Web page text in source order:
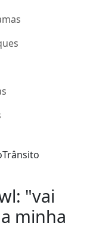
Trânsito
"vai
minha